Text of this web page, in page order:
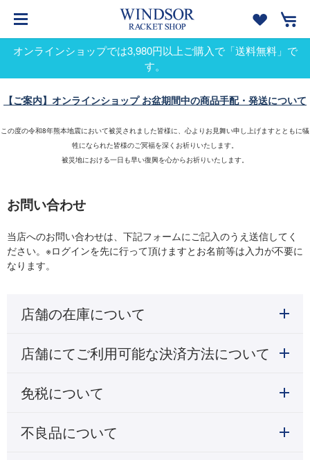
オンラインショップでは3,980円以上ご購入で「送料無料」で
す。
【ご案内】オンラインショップ お盆期間中の商品手配・発送について
この度の令和8年熊本地震において被災されました皆様に、心よりお見舞い申し上げますとともに犠
牲になられた皆様のご冥福を深くお祈りいたします。
被災地における一日も早い復興を心からお祈りいたします。
お問い合わせ
当店へのお問い合わせは、下記フォームにご記入のうえ送信してく
ださい。※ログインを先に行って頂けますとお名前等は入力が不要に
なります。
店舗の在庫について
店舗にてご利用可能な決済方法について
免税について
不良品について